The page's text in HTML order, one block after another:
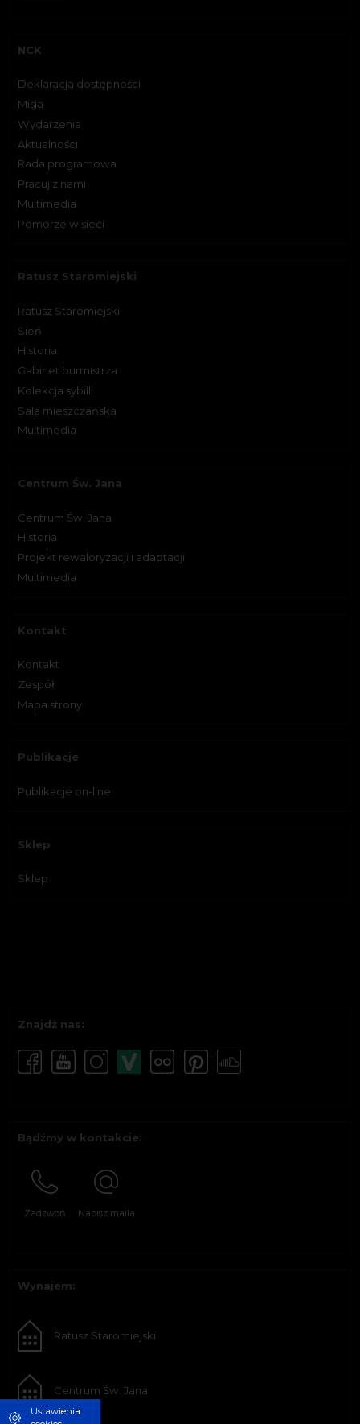
NCK
Deklaracja dostępności
Misja
Wydarzenia
Aktualności
Rada programowa
Pracuj z nami
Multimedia
Pomorze w sieci
Ratusz Staromiejski
Ratusz Staromiejski
Sień
Historia
Gabinet burmistrza
Kolekcja sybilli
Sala mieszczańska
Multimedia
Centrum Św. Jana
Centrum Św. Jana
Historia
Projekt rewaloryzacji i adaptacji
Multimedia
Kontakt
Kontakt
Zespół
Mapa strony
Publikacje
Publikacje on-line
Sklep
Sklep
Znajdź nas:
Bądźmy w kontakcie:
Zadzwoń Napisz maila
Wynajem:
Ratusz Staromiejski
Centrum Św. Jana
Ustawienia